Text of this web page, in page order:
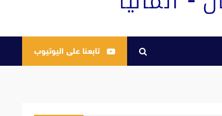
تابعنا على اليوتيوب